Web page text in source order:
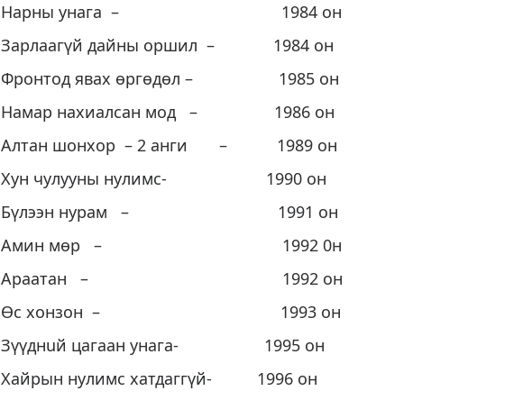
Нарны унага – 1984 он
Зарлаагүй дайны оршил – 1984 он
Фронтод явах өргөдөл – 1985 он
Намар нахиалсан мод – 1986 он
Алтан шонхор – 2 анги – 1989 он
Хун чулууны нулимс- 1990 он
Бүлээн нурам – 1991 он
Амин мөр – 1992 0н
Араатан – 1992 он
Өс хонзон – 1993 он
Зүүднuй цагаан унага- 1995 он
Хайрын нулимс хатдаггүй- 1996 он